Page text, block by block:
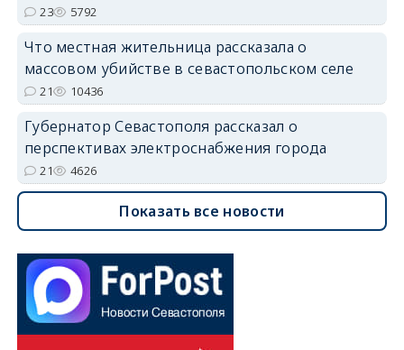
23 5792
Что местная жительница рассказала о
массовом убийстве в севастопольском селе
21 10436
Губернатор Севастополя рассказал о
перспективах электроснабжения города
21 4626
Показать все новости